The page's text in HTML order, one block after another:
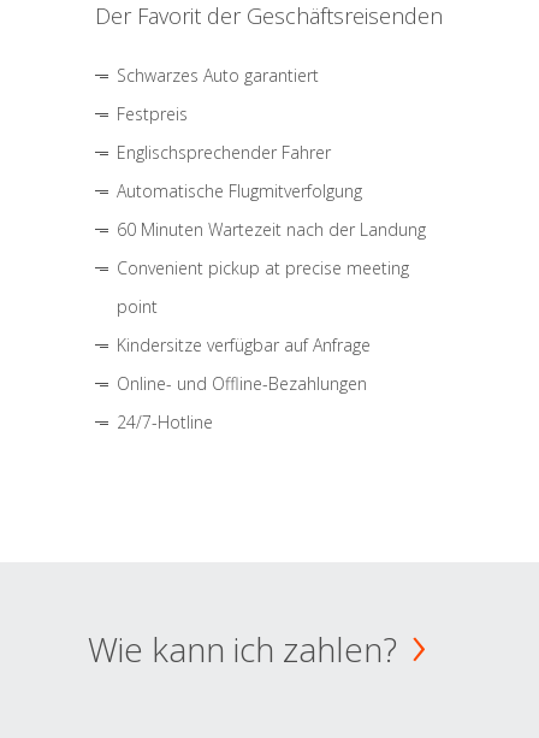
Der Favorit der Geschäftsreisenden
Schwarzes Auto garantiert
Festpreis
Englischsprechender Fahrer
Automatische Flugmitverfolgung
60 Minuten Wartezeit nach der Landung
Convenient pickup at precise meeting
point
Kindersitze verfügbar auf Anfrage
Online- und Offline-Bezahlungen
24/7-Hotline
Wie kann ich zahlen?